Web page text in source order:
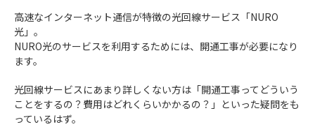
高速なインターネット通信が特徴の光回線サービス「NURO
光」。
NURO光のサービスを利用するためには、開通工事が必要になり
ます。
光回線サービスにあまり詳しくない方は「開通工事ってどういう
ことをするの？費用はどれくらいかかるの？」といった疑問をも
っているはず。